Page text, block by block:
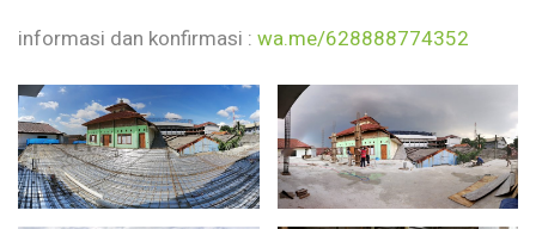
informasi dan konfirmasi : wa.me/628888774352